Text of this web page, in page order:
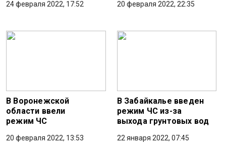
24 февраля 2022, 17:52 20 февраля 2022, 22:35
В Воронежской
области ввели
режим ЧС
20 февраля 2022, 13:53
В Забайкалье введен
режим ЧС из-за
выхода грунтовых вод
22 января 2022, 07:45